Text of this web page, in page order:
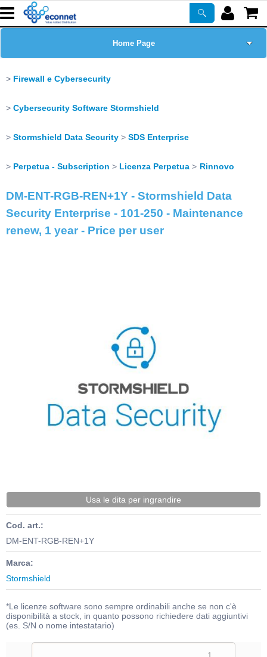
Home Page
Prodotti
Corsi
ASSISTENZA
Certificazioni
Newsletter
Firewall e Cybersecurity
Cybersecurity Software Stormshield
Stormshield Data Security SDS Enterprise
Perpetua - Subscription Licenza Perpetua Rinnovo
DM-ENT-RGB-REN+1Y - Stormshield Data
Security Enterprise - 101-250 - Maintenance
renew, 1 year - Price per user
Usa le dita per ingrandire
Cod. art.:
DM-ENT-RGB-REN+1Y
Marca:
Stormshield
*Le licenze software sono sempre ordinabili anche se non c'è
disponibilità a stock, in quanto possono richiedere dati aggiuntivi
(es. S/N o nome intestatario)